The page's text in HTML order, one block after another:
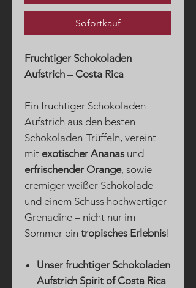
Sofortkauf
Fruchtiger Schokoladen
Aufstrich – Costa Rica
Ein fruchtiger Schokoladen
Aufstrich aus den besten
Schokoladen-Trüffeln, vereint
mit exotischer Ananas und
erfrischender Orange, sowie
cremiger weißer Schokolade
und einem Schuss hochwertiger
Grenadine – nicht nur im
Sommer ein tropisches Erlebnis!
Unser fruchtiger Schokoladen
Aufstrich Spirit of Costa Rica